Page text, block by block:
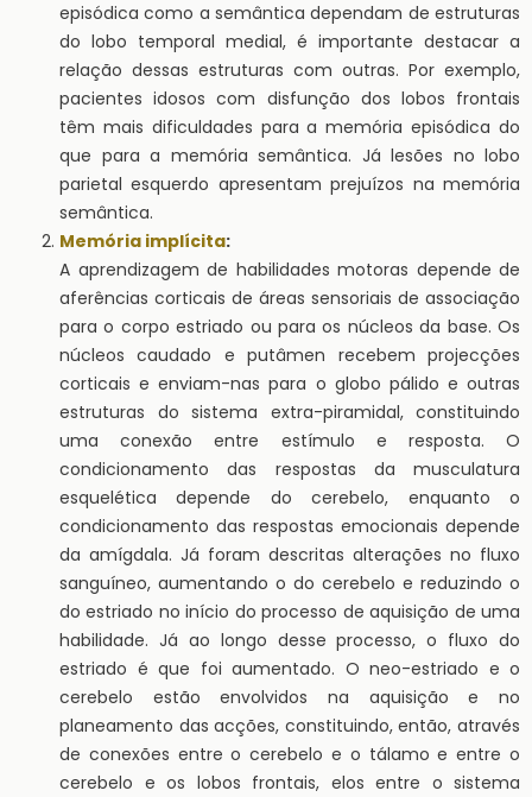
episódica como a semântica dependam de estruturas
do lobo temporal medial, é importante destacar a
relação dessas estruturas com outras. Por exemplo,
pacientes idosos com disfunção dos lobos frontais
têm mais dificuldades para a memória episódica do
que para a memória semântica. Já lesões no lobo
parietal esquerdo apresentam prejuízos na memória
semântica.
Memória implícita:
A aprendizagem de habilidades motoras depende de
aferências corticais de áreas sensoriais de associação
para o corpo estriado ou para os núcleos da base. Os
núcleos caudado e putâmen recebem projecções
corticais e enviam-nas para o globo pálido e outras
estruturas do sistema extra-piramidal, constituindo
uma conexão entre estímulo e resposta. O
condicionamento das respostas da musculatura
esquelética depende do cerebelo, enquanto o
condicionamento das respostas emocionais depende
da amígdala. Já foram descritas alterações no fluxo
sanguíneo, aumentando o do cerebelo e reduzindo o
do estriado no início do processo de aquisição de uma
habilidade. Já ao longo desse processo, o fluxo do
estriado é que foi aumentado. O neo-estriado e o
cerebelo estão envolvidos na aquisição e no
planeamento das acções, constituindo, então, através
de conexões entre o cerebelo e o tálamo e entre o
cerebelo e os lobos frontais, elos entre o sistema